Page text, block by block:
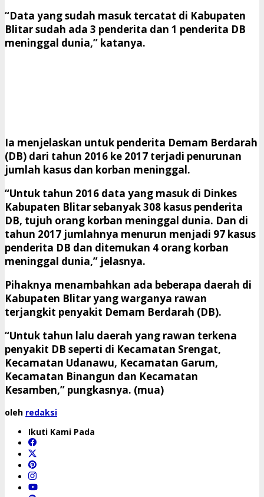
“Data yang sudah masuk tercatat di Kabupaten
Blitar sudah ada 3 penderita dan 1 penderita DB
meninggal dunia,” katanya.
Ia menjelaskan untuk penderita Demam Berdarah
(DB) dari tahun 2016 ke 2017 terjadi penurunan
jumlah kasus dan korban meninggal.
“Untuk tahun 2016 data yang masuk di Dinkes
Kabupaten Blitar sebanyak 308 kasus penderita
DB, tujuh orang korban meninggal dunia. Dan di
tahun 2017 jumlahnya menurun menjadi 97 kasus
penderita DB dan ditemukan 4 orang korban
meninggal dunia,” jelasnya.
Pihaknya menambahkan ada beberapa daerah di
Kabupaten Blitar yang warganya rawan
terjangkit penyakit Demam Berdarah (DB).
“Untuk tahun lalu daerah yang rawan terkena
penyakit DB seperti di Kecamatan Srengat,
Kecamatan Udanawu, Kecamatan Garum,
Kecamatan Binangun dan Kecamatan
Kesamben,” pungkasnya. (mua)
oleh redaksi
Ikuti Kami Pada